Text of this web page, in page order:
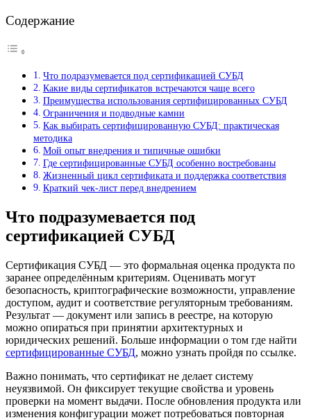
Содержание
Что подразумевается под сертификацией СУБД
Какие виды сертификатов встречаются чаще всего
Преимущества использования сертифицированных СУБД
Ограничения и подводные камни
Как выбирать сертифицированную СУБД: практическая
методика
Мой опыт внедрения и типичные ошибки
Где сертифицированные СУБД особенно востребованы
Жизненный цикл сертификата и поддержка соответствия
Краткий чек-лист перед внедрением
Что подразумевается под
сертификацией СУБД
Сертификация СУБД — это формальная оценка продукта по
заранее определённым критериям. Оценивать могут
безопасность, криптографические возможности, управление
доступом, аудит и соответствие регуляторным требованиям.
Результат — документ или запись в реестре, на которую
можно опираться при принятии архитектурных и
юридических решений. Больше информации о том где найти
сертифицированные СУБД, можно узнать пройдя по ссылке.
Важно понимать, что сертификат не делает систему
неуязвимой. Он фиксирует текущие свойства и уровень
проверки на момент выдачи. После обновления продукта или
изменения конфигурации может потребоваться повторная